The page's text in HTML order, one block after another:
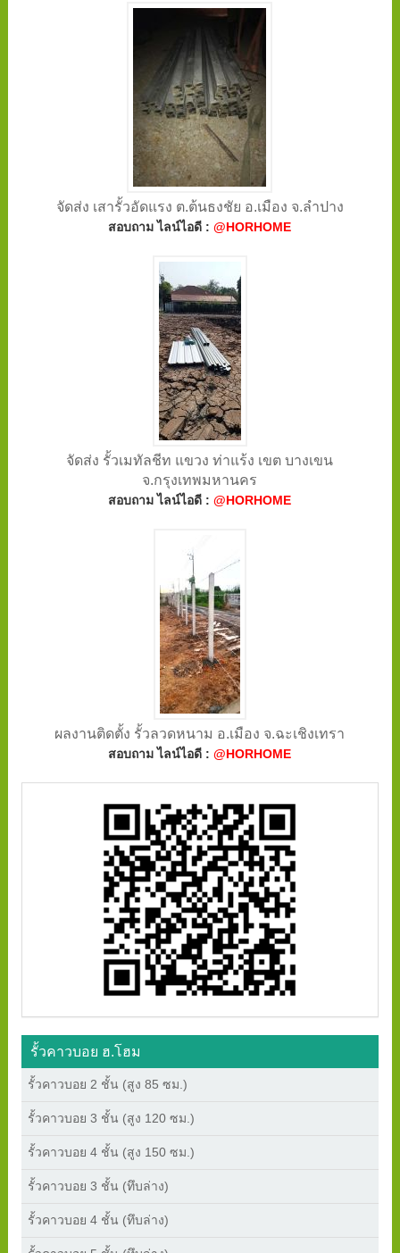
จัดส่ง เสารั้วอัดแรง ต.ต้นธงชัย อ.เมือง จ.ลำปาง
สอบถาม ไลน์ไอดี :@HORHOME
จัดส่ง รั้วเมทัลชีท แขวง ท่าแร้ง เขต บางเขน
จ.กรุงเทพมหานคร
สอบถาม ไลน์ไอดี :@HORHOME
ผลงานติดตั้ง รั้วลวดหนาม อ.เมือง จ.ฉะเชิงเทรา
สอบถาม ไลน์ไอดี :@HORHOME
รั้วคาวบอย ฮ.โฮม
รั้วคาวบอย 2 ชั้น (สูง 85 ซม.)
รั้วคาวบอย 3 ชั้น (สูง 120 ซม.)
รั้วคาวบอย 4 ชั้น (สูง 150 ซม.)
รั้วคาวบอย 3 ชั้น (ทึบล่าง)
รั้วคาวบอย 4 ชั้น (ทึบล่าง)